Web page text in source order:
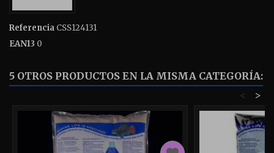
Referencia CSS124131
EAN13 0
5 OTROS PRODUCTOS EN LA MISMA CATEGORÍA:
>
<